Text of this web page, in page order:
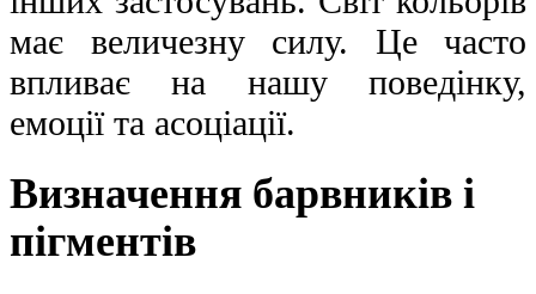
має величезну силу. Це часто
впливає на нашу поведінку,
емоції та асоціації.
Визначення барвників і
пігментів